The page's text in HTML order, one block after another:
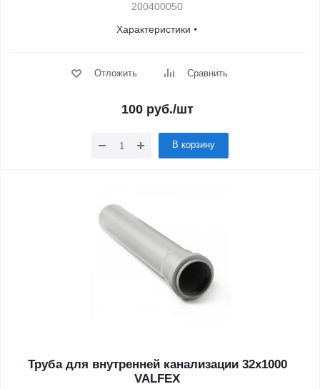
200400050
Характеристики
Отложить Сравнить
100 руб./шт
В корзину
Труба для внутренней канализации 32x1000
VALFEX